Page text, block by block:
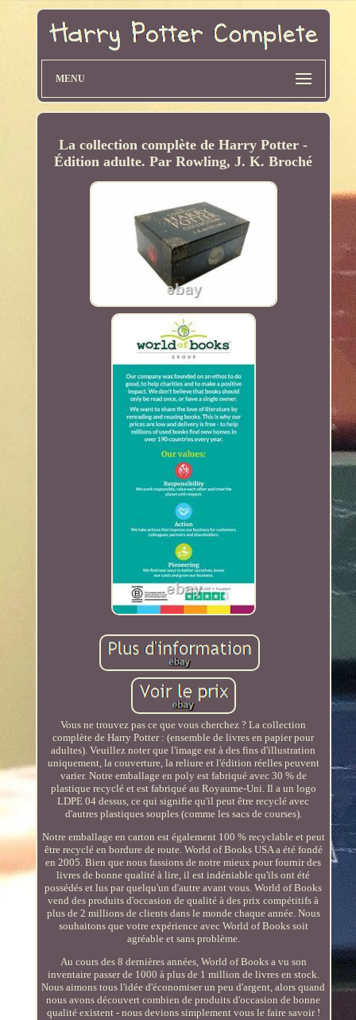
MENU
La collection complète de Harry Potter -
Édition adulte. Par Rowling, J. K. Broché
Vous ne trouvez pas ce que vous cherchez ? La collection
complète de Harry Potter : (ensemble de livres en papier pour
adultes). Veuillez noter que l'image est à des fins d'illustration
uniquement, la couverture, la reliure et l'édition réelles peuvent
varier. Notre emballage en poly est fabriqué avec 30 % de
plastique recyclé et est fabriqué au Royaume-Uni. Il a un logo
LDPE 04 dessus, ce qui signifie qu'il peut être recyclé avec
d'autres plastiques souples (comme les sacs de courses).
Notre emballage en carton est également 100 % recyclable et peut
être recyclé en bordure de route. World of Books USA a été fondé
en 2005. Bien que nous fassions de notre mieux pour fournir des
livres de bonne qualité à lire, il est indéniable qu'ils ont été
possédés et lus par quelqu'un d'autre avant vous. World of Books
vend des produits d'occasion de qualité à des prix compétitifs à
plus de 2 millions de clients dans le monde chaque année. Nous
souhaitons que votre expérience avec World of Books soit
agréable et sans problème.
Au cours des 8 dernières années, World of Books a vu son
inventaire passer de 1000 à plus de 1 million de livres en stock.
Nous aimons tous l'idée d'économiser un peu d'argent, alors quand
nous avons découvert combien de produits d'occasion de bonne
qualité existent - nous devions simplement vous le faire savoir !